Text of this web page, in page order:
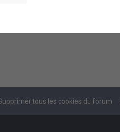
tous les cookies du forum